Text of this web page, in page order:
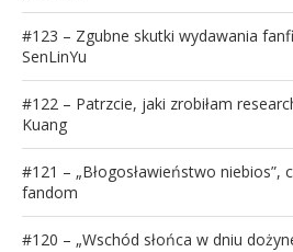
#123 – Zgubne skutki wydawania
SenLinYu
#122 – Patrzcie, jaki zrobiłam
Kuang
#121 – „Błogosławieństwo niebios”,
fandom
#120 – „Wschód słońca w dniu